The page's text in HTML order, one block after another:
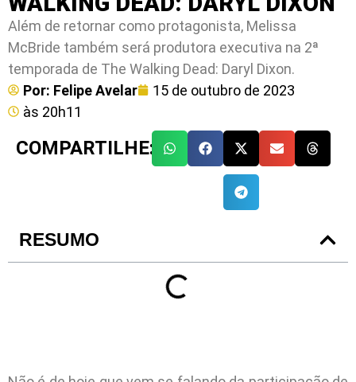
Além de retornar como protagonista, Melissa
McBride também será produtora executiva na 2ª
temporada de The Walking Dead: Daryl Dixon.
Por: Felipe Avelar
15 de outubro de 2023
às 20h11
COMPARTILHE:
RESUMO